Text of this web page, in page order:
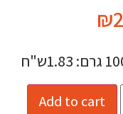
₪
Add to cart